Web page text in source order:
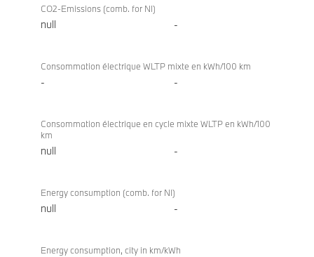
CO2-Emissions (comb. for NI)
null -
Consommation électrique WLTP mixte en kWh/100 km
- -
Consommation électrique en cycle mixte WLTP en kWh/100
km
null -
Energy consumption (comb. for NI)
null -
Energy consumption, city in km/kWh